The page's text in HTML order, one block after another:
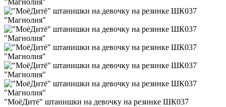
"МоёДитё" штанишки на девочку на резинке ШК037